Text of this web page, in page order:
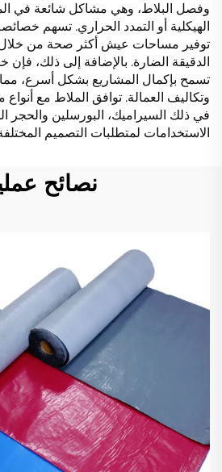
وفصل البلاط، وهي مشاكل شائعة في
الهيكلية أو التمدد الحراري. تسهم
توفير مساحات عيش أكثر صحة من خلال
الدقيقة الضارة. بالإضافة إلى ذلك،
تسمح بإكمال المشاريع بشكل أسرع،
وتكاليف العمالة. توافق الملاط مع أنواع
في ذلك السيراميك، البورسلين والحجر
الاستخدامات لمتطلبات التصميم
نصائح